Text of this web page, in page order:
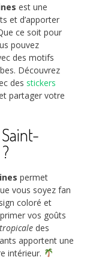
est une
et d’apporter
ce soit pour
pouvez
des motifs
Découvrez
des stickers
partager votre
permet
vous soyez fan
coloré et
vos goûts
des
apportent une
intérieur.